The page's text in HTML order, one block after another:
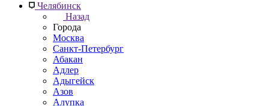
Челябинск
Назад
Города
Москва
Санкт-Петербург
Абакан
Адлер
Адыгейск
Азов
Алупка